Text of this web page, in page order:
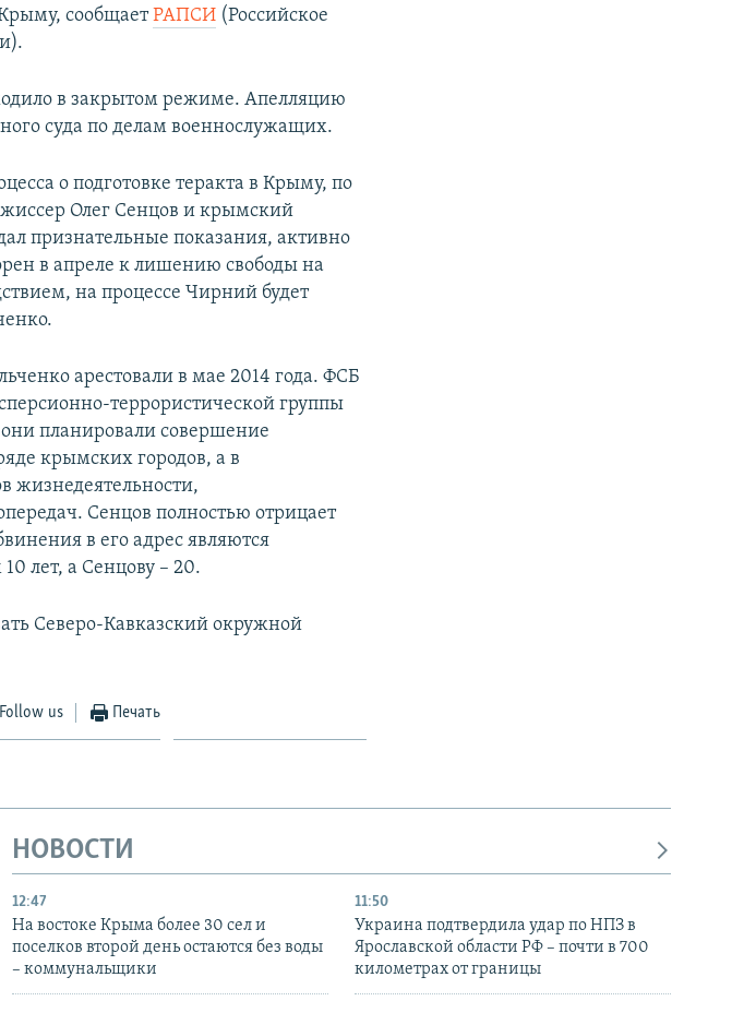
Крыму, сообщаетРАПСИ (Российское
в закрытом режиме. Апелляцию
суда по делам военнослужащих.
о подготовке теракта в Крыму, по
Олег Сенцов и крымский
признательные показания, активно
в апреле к лишению свободы на
на процессе Чирний будет
арестовали в мае 2014 года. ФСБ
террористической группы
они планировали совершение
крымских городов, а в
жизнедеятельности,
Сенцов полностью отрицает
в его адрес являются
лет, а Сенцову – 20.
Северо-Кавказский окружной
Follow us Печать
НОВОСТИ
12:47
На востоке Крыма более 30 сел и
поселков второй день остаются без воды
– коммунальщики
11:50
Украина подтвердила удар по НПЗ в
Ярославской области РФ – почти в 700
километрах от границы